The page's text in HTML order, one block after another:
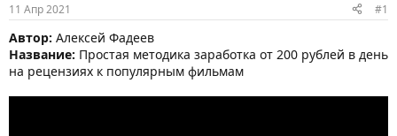
м
ы
а
л
а
11 Апр 2021 #1
Автор: Алексей Фадеев
Название: Простая методика заработка от 200 рублей в день
на рецензиях к популярным фильмам